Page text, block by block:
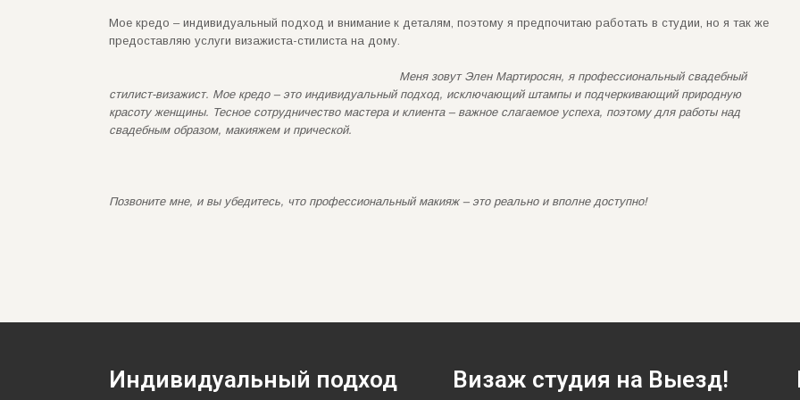
Мое кредо – индивидуальный подход и внимание к деталям, поэтому я предпочитаю работать в студии, но я так же
предоставляю услуги визажиста-стилиста на дому.
Меня зовут Элен Мартиросян, я профессиональный свадебный
стилист-визажист. Мое кредо – это индивидуальный подход, исключающий штампы и подчеркивающий природную
красоту женщины. Тесное сотрудничество мастера и клиента – важное слагаемое успеха, поэтому для работы над
свадебным образом, макияжем и прической.
Позвоните мне, и вы убедитесь, что профессиональный макияж – это реально и вполне доступно!
Индивидуальный подход Визаж студия на Выезд!